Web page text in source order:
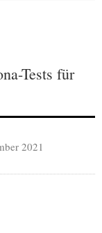
Tests für
2021